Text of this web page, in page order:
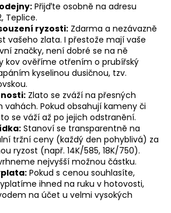
Přijďte osobně na adresu
Teplice.
ryzosti: Zdarma a nezávazně
vašeho zlata. I přestože mají vaše
značky, není dobré se na ně
kov ověříme otřením o prubířský
kyselinou dusičnou, tzv.
Zlato se zváží na přesných
Pokud obsahují kameny či
se váží až po jejich odstranění.
Stanoví se transparentně na
tržní ceny (každý den pohyblivá) za
ryzost (např. 14K/585, 18K/750).
nejvyšší možnou částku.
Pokud s cenou souhlasíte,
ihned na ruku v hotovosti,
na účet u velmi vysokých